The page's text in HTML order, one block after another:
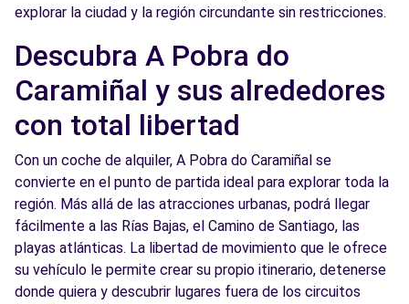
explorar la ciudad y la región circundante sin restricciones.
Descubra A Pobra do
Caramiñal y sus alrededores
con total libertad
Con un coche de alquiler, A Pobra do Caramiñal se
convierte en el punto de partida ideal para explorar toda la
región. Más allá de las atracciones urbanas, podrá llegar
fácilmente a las Rías Bajas, el Camino de Santiago, las
playas atlánticas. La libertad de movimiento que le ofrece
su vehículo le permite crear su propio itinerario, detenerse
donde quiera y descubrir lugares fuera de los circuitos